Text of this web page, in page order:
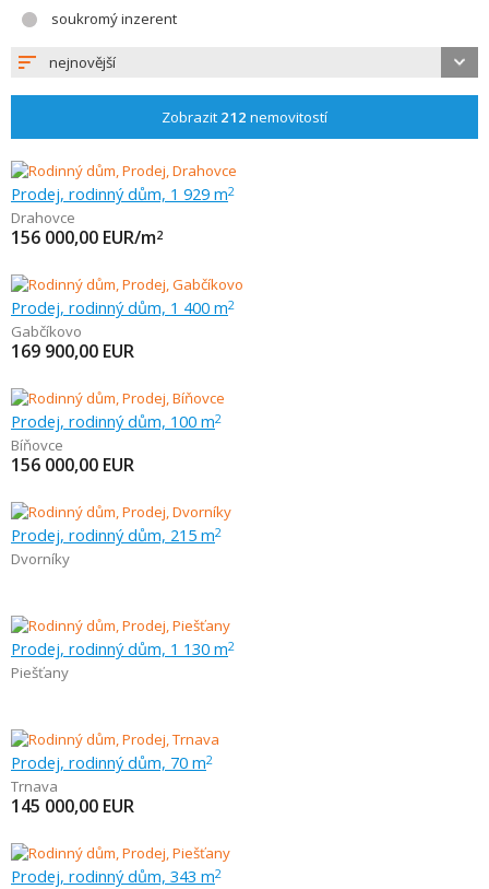
soukromý inzerent
nejnovější
Zobrazit 212 nemovitostí
Prodej, rodinný dům, 1 929 m2
Drahovce
156 000,00 EUR/m2
Prodej, rodinný dům, 1 400 m2
Gabčíkovo
169 900,00 EUR
Prodej, rodinný dům, 100 m2
Bíňovce
156 000,00 EUR
Prodej, rodinný dům, 215 m2
Dvorníky
Prodej, rodinný dům, 1 130 m2
Piešťany
Prodej, rodinný dům, 70 m2
Trnava
145 000,00 EUR
Prodej, rodinný dům, 343 m2